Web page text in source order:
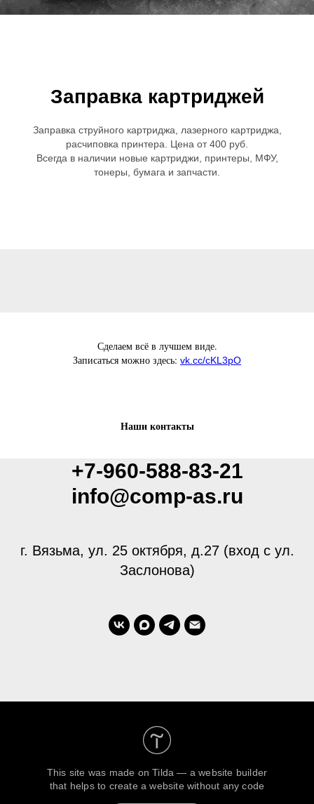
Заправка картриджей
Заправка струйного картриджа, лазерного картриджа,
расчиповка принтера. Цена от 400 руб.
Всегда в наличии новые картриджи, принтеры, МФУ,
тонеры, бумага и запчасти.
Сделаем всё в лучшем виде.
Записаться можно здесь: vk.cc/cKL3pO
Наши контакты
+7-960-588-83-21
info@comp-as.ru
г. Вязьма, ул. 25 октября, д.27 (вход с ул.
Заслонова)
This site was made onTilda — a website builder
that helps to create a website without any code